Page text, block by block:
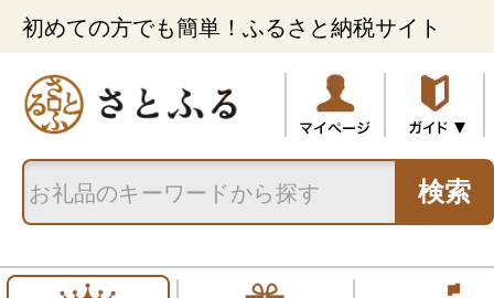
初めての方でも簡単！ふるさと納税サイト
検索